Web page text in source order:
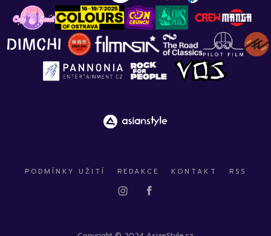
PODMÍNKY UŽITÍ REDAKCE KONTAKT RSS